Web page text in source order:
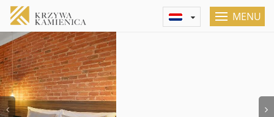
MENU
Previous